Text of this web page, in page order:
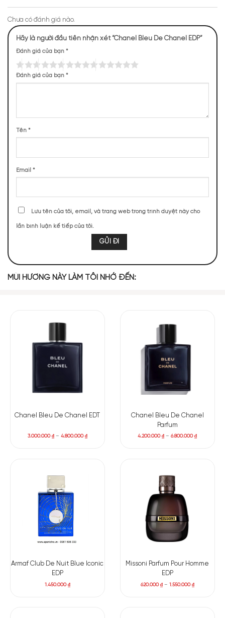
Mùi hương nước hoa Bleu De Chanel EDP lịch lãm
THỰC TẾ
1509 (9,15%)
695 (4,21%)
Bạc Hà
Gừng
Hạt nhục đậu
Hoa Nhài Quả Dưa
Chưa có đánh giá nào.
Hãy là người đầu tiên nhận xét “Chanel Bleu De Chanel EDP”
Đánh giá của bạn *
Đánh giá của bạn *
Tên *
Email *
Lưu tên của tôi, email, và trang web trong trình duyệt này cho
lần bình luận kế tiếp của tôi.
MÙI HƯƠNG NÀY LÀM TÔI NHỚ ĐẾN:
Chanel Bleu De Chanel EDT
3.000.000₫– 4.800.000₫
Chanel Bleu De Chanel
Parfum
4.200.000₫ –6.800.000₫
Armaf Club De Nuit Blue Iconic
EDP
1.450.000₫
Missoni Parfum Pour Homme
EDP
620.000₫– 1.550.000₫